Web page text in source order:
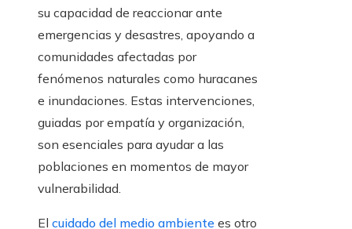
su capacidad de reaccionar ante
emergencias y desastres, apoyando a
comunidades afectadas por
fenómenos naturales como huracanes
e inundaciones. Estas intervenciones,
guiadas por empatía y organización,
son esenciales para ayudar a las
poblaciones en momentos de mayor
vulnerabilidad.
El cuidado del medio ambiente es otro